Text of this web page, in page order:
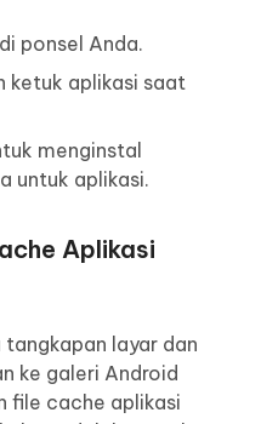
ponsel Anda.
ketuk aplikasi saat
menginstal
untuk aplikasi.
Aplikasi
layar dan
ke galeri Android
file cache aplikasi